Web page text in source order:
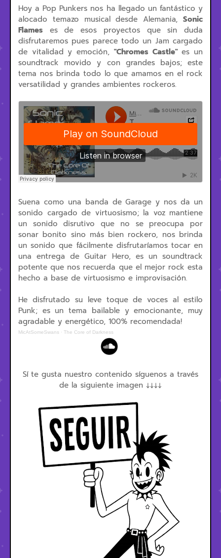
Hoy a Pop Punkers nos ha llegado un fantástico y
alocado temazo musical desde Alemania, Sonic
Flames es de esos proyectos que sin duda
disfrutaremos pues parece todo un Jam cargado
de vitalidad y emoción, "Chromes Castle"es un
soundtrack movido y con grandes bajos; este
tema nos brinda todo lo que amamos en el rock
versatilidad y grandes ambientes rockeros.
Suena como una banda de Garage y nos da un
sonido cargado de virtuosismo; la voz mantiene
un sonido disrutivo que no se preocupa por
sonar bonito sino más bien rockero, nos brinda
un sonido que fácilmente disfrutaríamos tocar en
una entrega de Guitar Hero, es un soundtrack
potente que nos recuerda que el mejor rock esta
hecho a base de virtuosismo e improvisación.
He disfrutado su leve toque de voces al estilo
Punk; es un tema bailable y emocionante, muy
agradable y energético, 100% recomendada!
MicAtSomeSwans · The Core of Darkness
Sí te gusta nuestro contenido síguenos a través
de la siguiente imagen ↓↓↓↓